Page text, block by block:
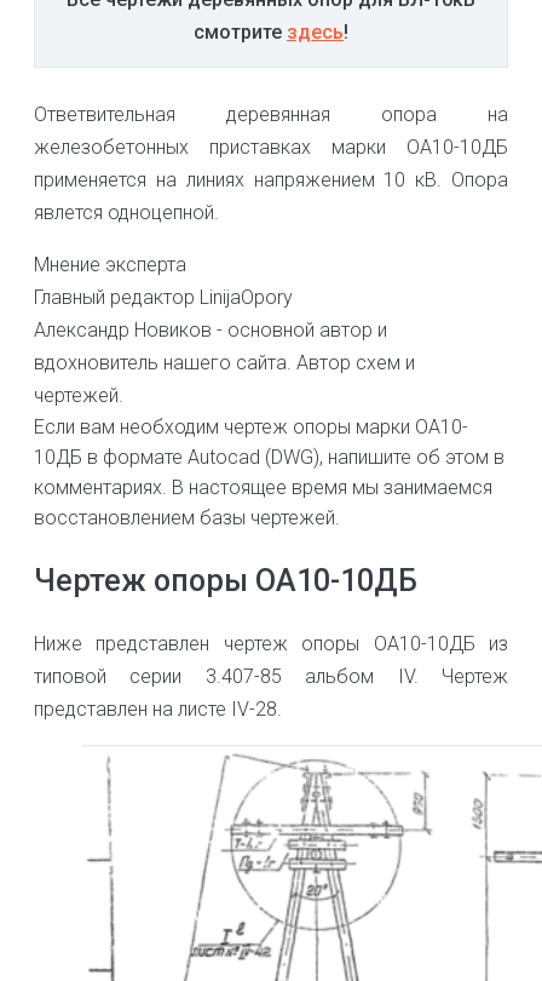
смотрите здесь!
Ответвительная деревянная опора на
железобетонных приставках марки ОА10-10ДБ
применяется на линиях напряжением 10 кВ. Опора
явлется одноцепной.
Мнение эксперта
Главный редактор LinijaOpory
Александр Новиков - основной автор и
вдохновитель нашего сайта. Автор схем и
чертежей.
Если вам необходим чертеж опоры марки ОА10-
10ДБ в формате Autocad (DWG), напишите об этом в
комментариях. В настоящее время мы занимаемся
восстановлением базы чертежей.
Чертеж опоры ОА10-10ДБ
Ниже представлен чертеж опоры ОА10-10ДБ из
типовой серии 3.407-85 альбом IV. Чертеж
представлен на листе IV-28.